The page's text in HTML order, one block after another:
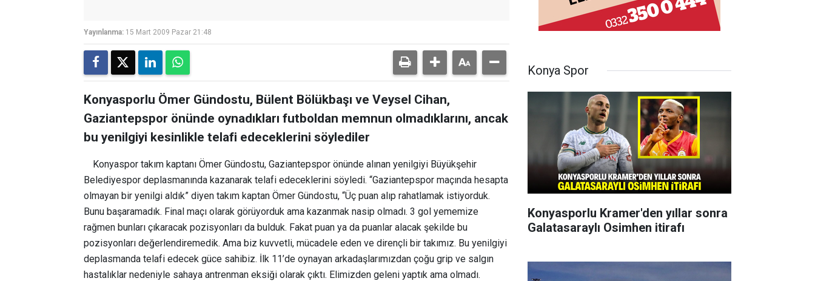
Yayınlanma: 15 Mart 2009 Pazar 21:48
Konyasporlu Ömer Gündostu, Bülent Bölükbaşı ve Veysel Cihan,
Gaziantepspor önünde oynadıkları futboldan memnun olmadıklarını, ancak
bu yenilgiyi kesinlikle telafi edeceklerini söylediler
Konyaspor takım kaptanı Ömer Gündostu, Gaziantepspor önünde alınan yenilgiyi Büyükşehir
Belediyespor deplasmanında kazanarak telafi edeceklerini söyledi. “Gaziantepspor maçında hesapta
olmayan bir yenilgi aldık” diyen takım kaptan Ömer Gündostu, “Üç puan alıp rahatlamak istiyorduk.
Bunu başaramadık. Final maçı olarak görüyorduk ama kazanmak nasip olmadı. 3 gol yememize
rağmen bunları çıkaracak pozisyonları da bulduk. Fakat puan ya da puanlar alacak şekilde bu
pozisyonları değerlendiremedik. Ama biz kuvvetli, mücadele eden ve dirençli bir takımız. Bu yenilgiyi
deplasmanda telafi edecek güce sahibiz. İlk 11’de oynayan arkadaşlarımızdan çoğu grip ve salgın
hastalıklar nedeniyle sahaya antrenman eksiği olarak çıktı. Elimizden geleni yaptık ama olmadı.
Konya Spor
Konyasporlu Kramer'den yıllar sonra
Galatasaraylı Osimhen itirafı